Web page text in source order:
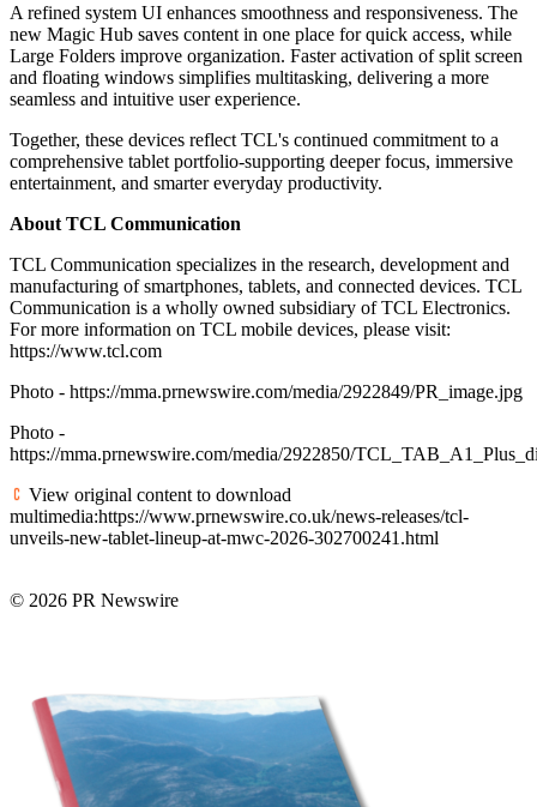
A refined system UI enhances smoothness and responsiveness. The
new Magic Hub saves content in one place for quick access, while
Large Folders improve organization. Faster activation of split screen
and floating windows simplifies multitasking, delivering a more
seamless and intuitive user experience.
Together, these devices reflect TCL's continued commitment to a
comprehensive tablet portfolio-supporting deeper focus, immersive
entertainment, and smarter everyday productivity.
About TCL Communication
TCL Communication specializes in the research, development and
manufacturing of smartphones, tablets, and connected devices. TCL
Communication is a wholly owned subsidiary of TCL Electronics.
For more information on TCL mobile devices, please visit:
https://www.tcl.com
Photo - https://mma.prnewswire.com/media/2922849/PR_image.jpg
Photo -
https://mma.prnewswire.com/media/2922850/
View original content to download
multimedia:https://www.prnewswire.co.uk/news-releases/tcl-
unveils-new-tablet-lineup-at-mwc-2026-302700241.html
© 2026 PR Newswire